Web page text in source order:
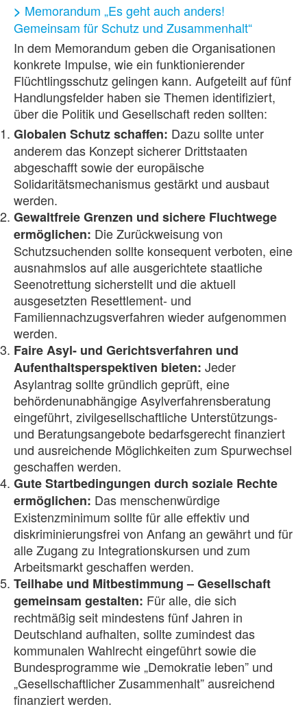
> Memorandum „Es geht auch anders!
Gemeinsam für Schutz und Zusammenhalt“
In dem Memorandum geben die Organisationen
konkrete Impulse, wie ein funktionierender
Flüchtlingsschutz gelingen kann. Aufgeteilt auf fünf
Handlungsfelder haben sie Themen identifiziert,
über die Politik und Gesellschaft reden sollten:
Globalen Schutz schaffen: Dazu sollte unter
anderem das Konzept sicherer Drittstaaten
abgeschafft sowie der europäische
Solidaritätsmechanismus gestärkt und ausbaut
werden.
Gewaltfreie Grenzen und sichere Fluchtwege
ermöglichen: Die Zurückweisung von
Schutzsuchenden sollte konsequent verboten, eine
ausnahmslos auf alle ausgerichtete staatliche
Seenotrettung sicherstellt und die aktuell
ausgesetzten Resettlement- und
Familiennachzugsverfahren wieder aufgenommen
werden.
Faire Asyl- und Gerichtsverfahren und
Aufenthaltsperspektiven bieten: Jeder
Asylantrag sollte gründlich geprüft, eine
behördenunabhängige Asylverfahrensberatung
eingeführt, zivilgesellschaftliche Unterstützungs-
und Beratungsangebote bedarfsgerecht finanziert
und ausreichende Möglichkeiten zum Spurwechsel
geschaffen werden.
Gute Startbedingungen durch soziale Rechte
ermöglichen: Das menschenwürdige
Existenzmini­mum sollte für alle effektiv und
diskriminierungsfrei von Anfang an gewährt und für
alle Zugang zu Integrationskursen und zum
Arbeitsmarkt geschaffen werden.
Teilhabe und Mitbestimmung – Gesellschaft
gemeinsam gestalten: Für alle, die sich
rechtmäßig seit mindestens fünf Jahren in
Deutschland aufhalten, sollte zumindest das
kommu­nalen Wahlrecht eingeführt sowie die
Bundesprogramme wie „Demokratie leben” und
„Gesellschaftlicher Zusammenhalt” ausreichend
finanziert werden.